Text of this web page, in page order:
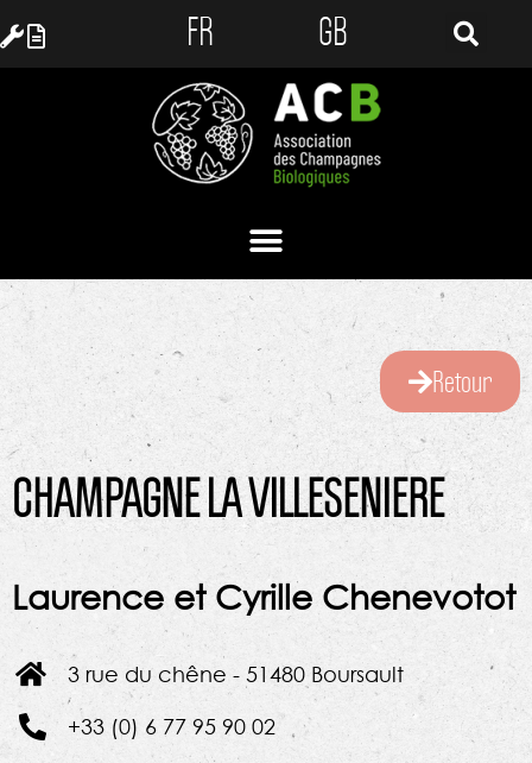
FR GB
Retour
CHAMPAGNE LA VILLESENIERE
Laurence et Cyrille Chenevotot
3 rue du chêne - 51480 Boursault
+33 (0) 6 77 95 90 02